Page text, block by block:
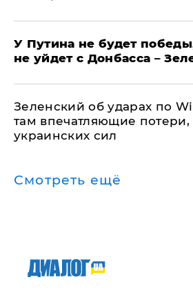
У Путина не будет
не уйдет с Донбасса –
Зеленский об ударах по
там впечатляющие потери,
украинских сил
Смотреть ещё